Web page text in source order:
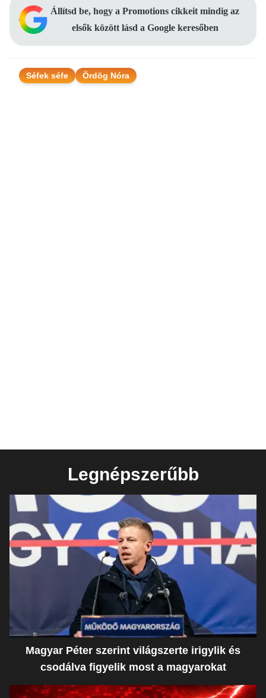
Állítsd be, hogy a Promotions cikkeit mindig az
elsők között lásd a Google keresőben
Séfek séfe Ördög Nóra
Legnépszerűbb
Magyar Péter szerint világszerte irigylik és
csodálva figyelik most a magyarokat